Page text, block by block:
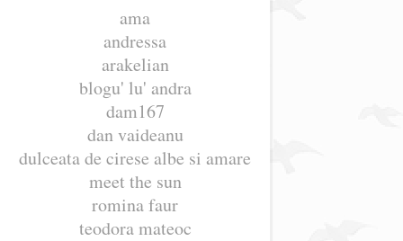
ama
andressa
arakelian
blogu' lu' andra
dam167
dan vaideanu
dulceata de cirese albe si amare
meet the sun
romina faur
teodora mateoc